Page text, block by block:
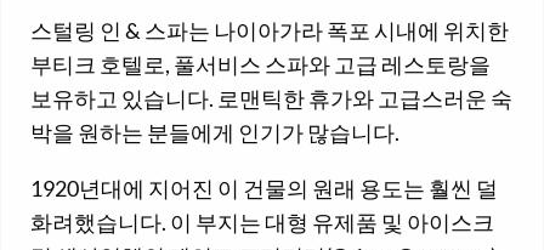
스털링 인 & 스파는 나이아가라 폭포 시내에 위치한
부티크 호텔로, 풀서비스 스파와 고급 레스토랑을
보유하고 있습니다. 로맨틱한 휴가와 고급스러운 숙
박을 원하는 분들에게 인기가 많습니다.
1920년대에 지어진 이 건물의 원래 용도는 훨씬 덜
화려했습니다. 이 부지는 대형 유제품 및 아이스크